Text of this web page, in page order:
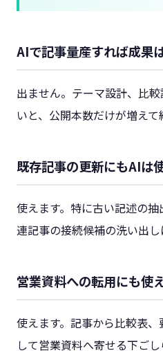
AIで記事量産すれば成果
出ません。テーマ設計、比
いと、公開本数だけが増えて
既存記事の更新にもAIは
使えます。特に古い記述の
連記事の接続候補の洗い出し
営業資料への転用にも使
使えます。記事から比較表
して営業資料へ寄せる下ごし